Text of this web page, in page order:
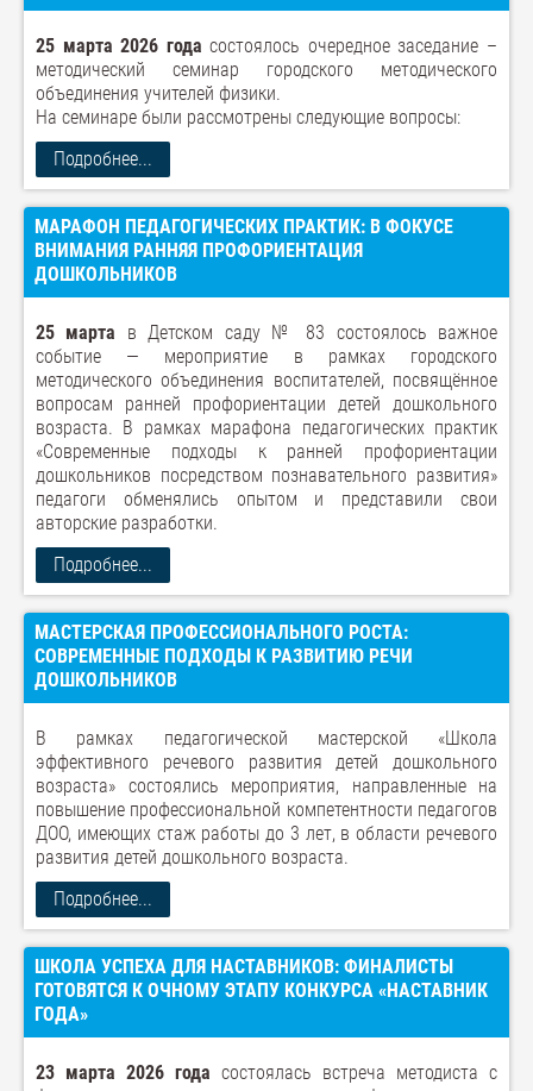
25 марта 2026 года состоялось очередное заседание –
методический семинар городского методического
объединения учителей физики.
На семинаре были рассмотрены следующие вопросы:
Подробнее...
МАРАФОН ПЕДАГОГИЧЕСКИХ ПРАКТИК: В ФОКУСЕ
ВНИМАНИЯ РАННЯЯ ПРОФОРИЕНТАЦИЯ
ДОШКОЛЬНИКОВ
25 марта в Детском саду № 83 состоялось важное
событие — мероприятие в рамках городского
методического объединения воспитателей, посвящённое
вопросам ранней профориентации детей дошкольного
возраста. В рамках марафона педагогических практик
«Современные подходы к ранней профориентации
дошкольников посредством познавательного развития»
педагоги обменялись опытом и представили свои
авторские разработки.
Подробнее...
МАСТЕРСКАЯ ПРОФЕССИОНАЛЬНОГО РОСТА:
СОВРЕМЕННЫЕ ПОДХОДЫ К РАЗВИТИЮ РЕЧИ
ДОШКОЛЬНИКОВ
В рамках педагогической мастерской «Школа
эффективного речевого развития детей дошкольного
возраста» состоялись мероприятия, направленные на
повышение профессиональной компетентности педагогов
ДОО, имеющих стаж работы до 3 лет, в области речевого
развития детей дошкольного возраста.
Подробнее...
ШКОЛА УСПЕХА ДЛЯ НАСТАВНИКОВ: ФИНАЛИСТЫ
ГОТОВЯТСЯ К ОЧНОМУ ЭТАПУ КОНКУРСА «НАСТАВНИК
ГОДА»
23 марта 2026 года состоялась встреча методиста с